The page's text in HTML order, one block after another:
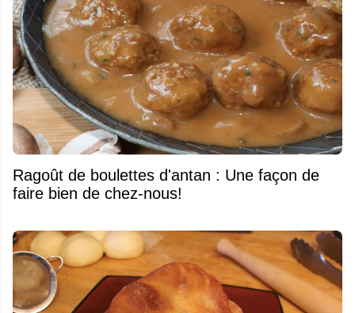
Ragoût de boulettes d'antan : Une façon de
faire bien de chez-nous!